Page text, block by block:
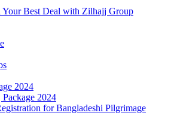
Your Best Deal with Zilhajj Group
2024
2024
for Bangladeshi Pilgrimage